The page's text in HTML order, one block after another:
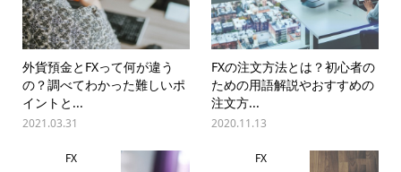
外貨預金とFXって何が違う
の？調べてわかった難しいポ
イントと...
2021.03.31
FXの注文方法とは？初心者の
ための用語解説やおすすめの
注文方...
2020.11.13
FX FX